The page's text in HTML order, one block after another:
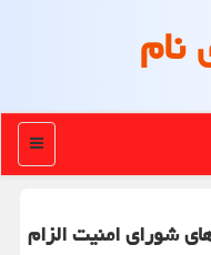
نام
منو
شورای امنیت الزام